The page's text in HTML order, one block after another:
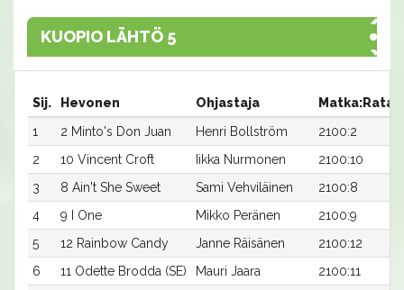
KUOPIO LÄHTÖ 5
Sij. Hevonen Ohjastaja Matka:Rata
1
2 Minto's Don Juan Henri Bollström 2100:2
2
10 Vincent Croft Iikka Nurmonen 2100:10
3
8 Ain't She Sweet Sami Vehviläinen 2100:8
4
9 I One Mikko Peränen 2100:9
5
12 Rainbow Candy Janne Räisänen 2100:12
6
11 Odette Brodda (SE) Mauri Jaara 2100:11